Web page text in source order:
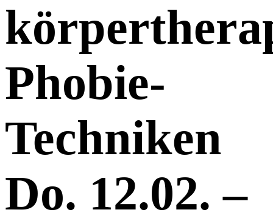
Phobie-
Techniken
Do. 12.02. –